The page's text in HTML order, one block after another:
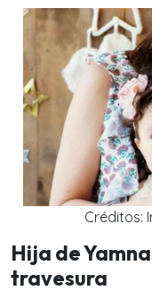
Créditos:
Hija de
travesura